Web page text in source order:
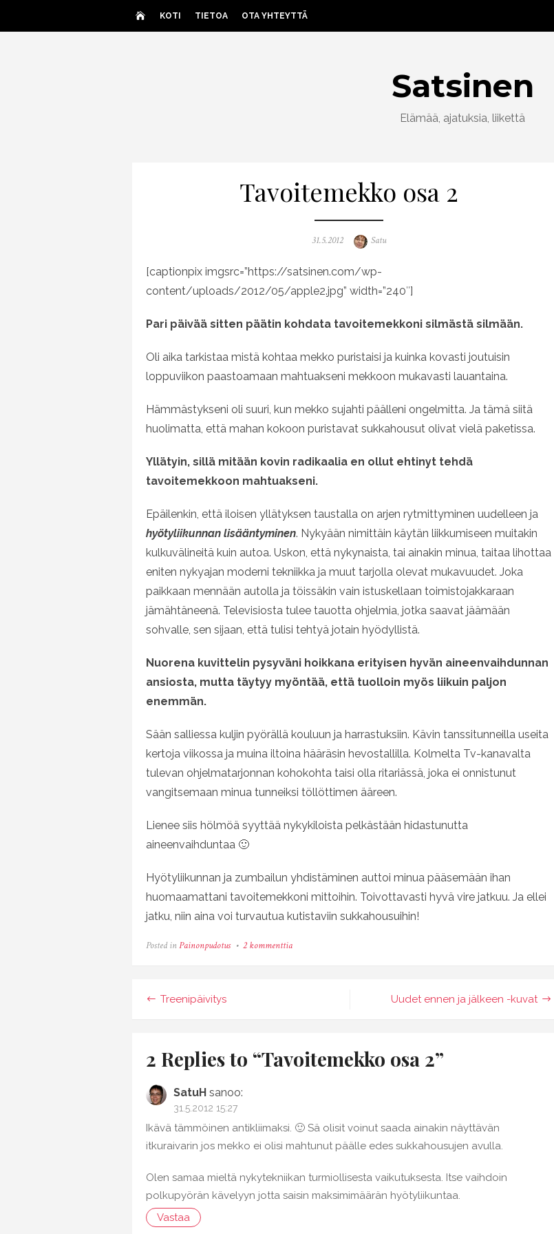
KOTI TIETOA OTA YHTEYTTÄ
Satsinen
Elämää, ajatuksia, liikettä
Tavoitemekko osa 2
Posted
31.5.2012 Author
Satu
[captionpix imgsrc=”https://satsinen.com/wp-
content/uploads/2012/05/apple2.jpg” width=”240″]
Pari päivää sitten päätin kohdata tavoitemekkoni silmästä silmään.
Oli aika tarkistaa mistä kohtaa mekko puristaisi ja kuinka kovasti joutuisin
loppuviikon paastoamaan mahtuakseni mekkoon mukavasti lauantaina.
Hämmästykseni oli suuri, kun mekko sujahti päälleni ongelmitta. Ja tämä siitä
huolimatta, että mahan kokoon puristavat sukkahousut olivat vielä paketissa.
Yllätyin, sillä mitään kovin radikaalia en ollut ehtinyt tehdä
tavoitemekkoon mahtuakseni.
Epäilenkin, että iloisen yllätyksen taustalla on arjen rytmittyminen uudelleen ja
hyötyliikunnan lisääntyminen. Nykyään nimittäin käytän liikkumiseen muitakin
kulkuvälineitä kuin autoa. Uskon, että nykynaista, tai ainakin minua, taitaa lihottaa
eniten nykyajan moderni tekniikka ja muut tarjolla olevat mukavuudet. Joka
paikkaan mennään autolla ja töissäkin vain istuskellaan toimistojakkaraan
jämähtäneenä. Televisiosta tulee tauotta ohjelmia, jotka saavat jäämään
sohvalle, sen sijaan, että tulisi tehtyä jotain hyödyllistä.
Nuorena kuvittelin pysyväni hoikkana erityisen hyvän aineenvaihdunnan
ansiosta, mutta täytyy myöntää, että tuolloin myös liikuin paljon
enemmän.
Sään salliessa kuljin pyörällä kouluun ja harrastuksiin. Kävin tanssitunneilla useita
kertoja viikossa ja muina iltoina hääräsin hevostallilla. Kolmelta Tv-kanavalta
tulevan ohjelmatarjonnan kohokohta taisi olla ritariässä, joka ei onnistunut
vangitsemaan minua tunneiksi töllöttimen ääreen.
Lienee siis hölmöä syyttää nykykiloista pelkästään hidastunutta
aineenvaihduntaa 🙂
Hyötyliikunnan ja zumbailun yhdistäminen auttoi minua pääsemään ihan
huomaamattani tavoitemekkoni mittoihin. Toivottavasti hyvä vire jatkuu. Ja ellei
jatku, niin aina voi turvautua kutistaviin sukkahousuihin!
Posted in Painonpudotus 2 kommenttiaartikkeliin
Artikkelien
Treenipäivitys Uudet ennen ja jälkeen -kuvat
2 Replies to “Tavoitemekko osa 2”
SatuH sanoo:
31.5.2012 15:27
Ikävä tämmöinen antikliimaksi. 🙂 Sä olisit voinut saada ainakin näyttävän
itkuraivarin jos mekko ei olisi mahtunut päälle edes sukkahousujen avulla.
Olen samaa mieltä nykytekniikan turmiollisesta vaikutuksesta. Itse vaihdoin
polkupyörän kävelyyn jotta saisin maksimimäärän hyötyliikuntaa.
Vastaa